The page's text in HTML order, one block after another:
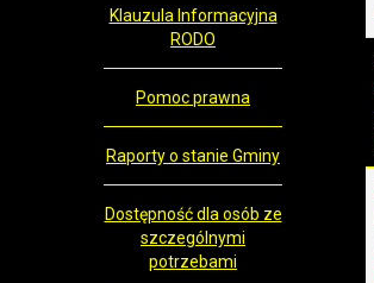
Klauzula Informacyjna
RODO
Pomoc prawna
Raporty o stanie Gminy
Dostępność dla osób ze
szczególnymi
potrzebami